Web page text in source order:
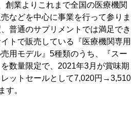
創業よりこれまで全国の医療機関
などを中心に事業を行って参りま
普通のサプリメントでは満足でき
トで販売している『医療機関専用
用モデル』5種類のうち、『スー
数量限定で、2021年3月が賞味期
ットセールとして7,020円→3,510
す。